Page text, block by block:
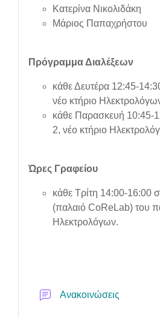
Κατερίνα Νικολιδάκη
Μάριος Παπαχρήστου
Πρόγραμμα Διαλέξεων
κάθε Δευτέρα 12:45-
νέο κτήριο
κάθε Παρασκευή 10:45-
2, νέο κτήριο
Ώρες Γραφείου
κάθε Τρίτη 14:00-16:00
(παλαιό CoReLab) του
Ηλεκτρολόγων.
Ανακοινώσεις